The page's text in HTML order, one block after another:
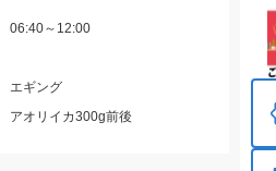
06:40～12:00
エギング
アオリイカ300g前後